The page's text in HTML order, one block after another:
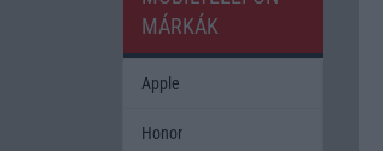
MÁRKÁK
Apple
Honor